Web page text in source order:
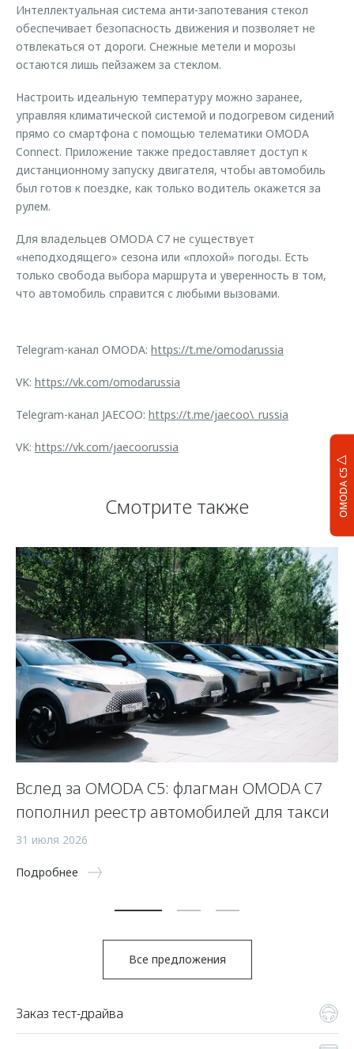
OMODA C5
Интеллектуальная система анти-запотевания стекол
обеспечивает безопасность движения и позволяет не
отвлекаться от дороги. Снежные метели и морозы
остаются лишь пейзажем за стеклом.
Настроить идеальную температуру можно заранее,
управляя климатической системой и подогревом сидений
прямо со смартфона с помощью телематики OMODA
Connect. Приложение также предоставляет доступ к
дистанционному запуску двигателя, чтобы автомобиль
был готов к поездке, как только водитель окажется за
рулем.
Для владельцев OMODA C7 не существует
«неподходящего» сезона или «плохой» погоды. Есть
только свобода выбора маршрута и уверенность в том,
что автомобиль справится с любыми вызовами.
Telegram-канал OMODA: https://t.me/omodarussia
VK: https://vk.com/omodarussia
Telegram-канал JAECOO: https://t.me/jaecoo\_russia
VK: https://vk.com/jaecoorussia
Смотрите также
Вслед за OMODA C5: флагман OMODA C7
пополнил реестр автомобилей для такси
31 июля 2026
Подробнее
Все предложения
Заказ тест-драйва